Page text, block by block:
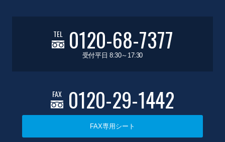
TEL 0120-68-7377
受付平日 8:30～17:30
FAX 0120-29-1442
FAX専用シート